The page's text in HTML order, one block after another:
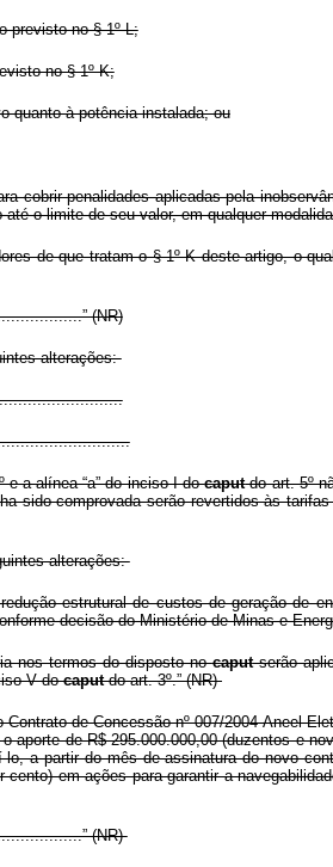
previsto no § 1º-L;
no § 1º-K;
quanto à potência instalada; ou
cobrir penalidades aplicadas pela
o limite de seu valor, em qualquer
de que tratam o § 1º-K deste artigo, o
(NR)
alterações:
e a alínea “a” do inciso I docaputdo art. 5º
sido comprovada serão revertidos às
alterações:
estrutural de custos de geração de
decisão do Ministério de Minas e
nos termos do disposto nocaputserão
V docaputdo art. 3º.” (NR)
de Concessão nº 007/2004-Aneel-
aporte de R$ 295.000.000,00 (duzentos e
a partir do mês de assinatura do novo
em ações para garantir a
(NR)